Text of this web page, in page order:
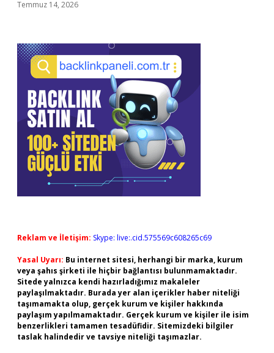
Temmuz 14, 2026
Reklam ve İletişim: Skype: live:.cid.575569c608265c69
Yasal Uyarı: Bu internet sitesi, herhangi bir marka, kurum
veya şahıs şirketi ile hiçbir bağlantısı bulunmamaktadır.
Sitede yalnızca kendi hazırladığımız makaleler
paylaşılmaktadır. Burada yer alan içerikler haber niteliği
taşımamakta olup, gerçek kurum ve kişiler hakkında
paylaşım yapılmamaktadır. Gerçek kurum ve kişiler ile isim
benzerlikleri tamamen tesadüfidir. Sitemizdeki bilgiler
taslak halindedir ve tavsiye niteliği taşımazlar.